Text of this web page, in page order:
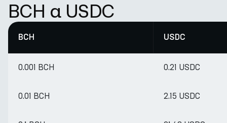
BCH a USDC
BCH USDC
0.001 BCH 0.21 USDC
0.01 BCH 2.15 USDC